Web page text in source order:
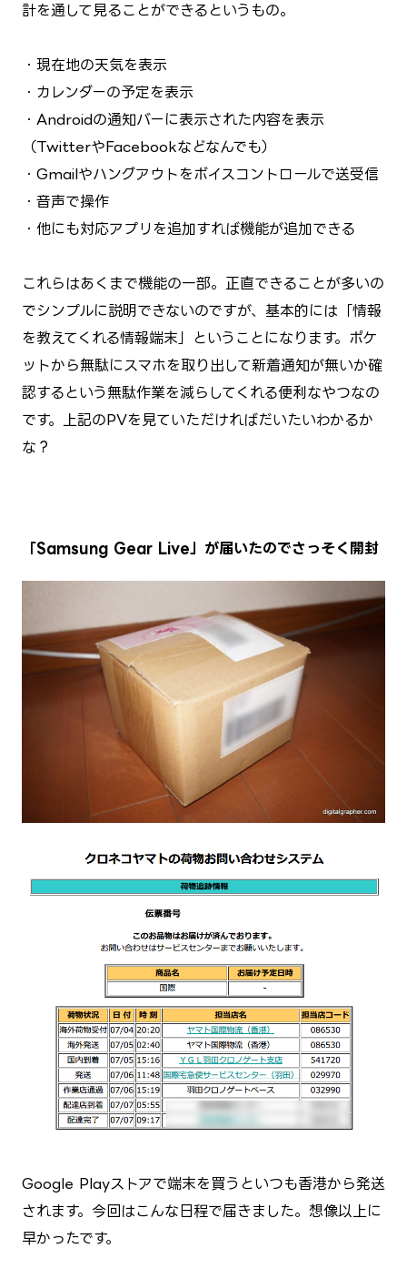
計を通して見ることができるというもの。
・現在地の天気を表示
・カレンダーの予定を表示
・Androidの通知バーに表示された内容を表示
（TwitterやFacebookなどなんでも）
・Gmailやハングアウトをボイスコントロールで送受信
・音声で操作
・他にも対応アプリを追加すれば機能が追加できる
これらはあくまで機能の一部。正直できることが多いの
でシンプルに説明できないのですが、基本的には「情報
を教えてくれる情報端末」ということになります。ポケ
ットから無駄にスマホを取り出して新着通知が無いか確
認するという無駄作業を減らしてくれる便利なやつなの
です。上記のPVを見ていただければだいたいわかるか
な？
「Samsung Gear Live」が届いたのでさっそく開封
Google Playストアで端末を買うといつも香港から発送
されます。今回はこんな日程で届きました。想像以上に
早かったです。